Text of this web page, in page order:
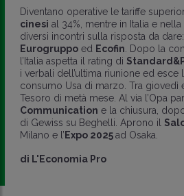
Diventano operative le tariffe
cinesi al 34%, mentre in Italia e
diversi incontri sulla risposta da
Eurogruppoed Ecofin . Dopo la
l’Italia aspetta il rating di
i verbali dell’ultima riunione ed esce
consumo Usa di marzo. Tra giovedì
Tesoro di metà mese. Al via l’Opa
Communication e la chiusura,
di Gewiss su Beghelli. Aprono il
Milano e l’ Expo 2025ad Osaka.
di L'Economia Pro